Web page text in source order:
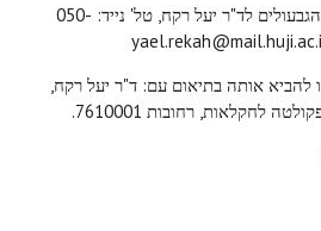
ח. יש להודיע על משלוח הגבעולים לד"ר יעל רקח, טל' נייד: 050-
אותה בתיאום עם: ד"ר יעל רקח,
לחקלאות, רחובות 7610001.